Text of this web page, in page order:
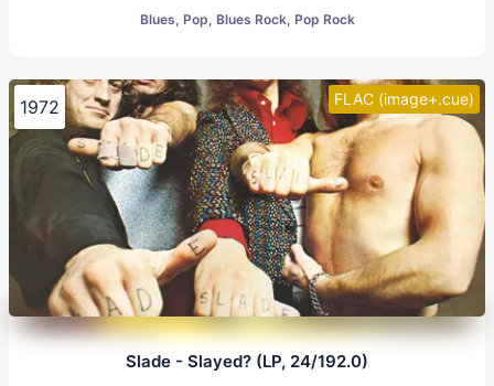
Blues, Pop, Blues Rock, Pop Rock
FLAC (image+.cue)
1972
Slade - Slayed? (LP, 24/192.0)